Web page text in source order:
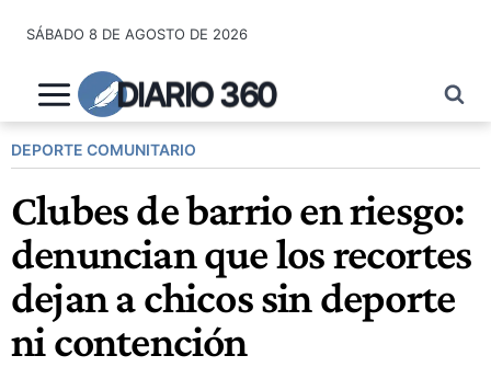
contenido
SÁBADO 8 DE AGOSTO DE 2026
DIARIO 360
DEPORTE COMUNITARIO
Clubes de barrio en riesgo:
denuncian que los recortes
dejan a chicos sin deporte
ni contención